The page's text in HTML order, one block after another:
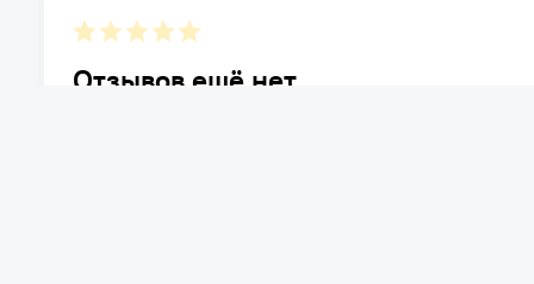
Отзывов ещё нет.